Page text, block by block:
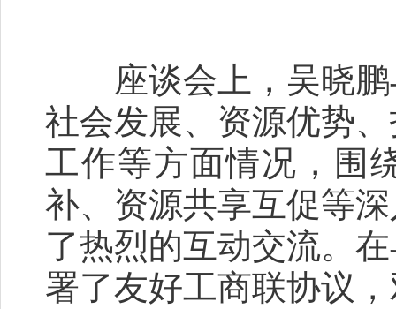
座谈会上，吴晓鹏
社会发展、资源优势
工作等方面情况，围
补、资源共享互促等
了热烈的互动交流。
署了友好工商联协议